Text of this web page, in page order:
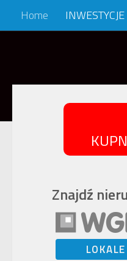
Skip to content
Home INWESTYCJE
Znajdź
LOKALE